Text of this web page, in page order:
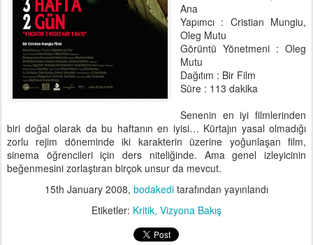
Ana
Yapımcı : Cristian Mungiu,
Oleg Mutu
Görüntü Yönetmeni : Oleg
Mutu
Dağıtım : Bir Film
Süre : 113 dakika
Senenin en iyi filmlerinden
biri doğal olarak da bu haftanın en iyisi… Kürtajın yasal olmadığı
zorlu rejim döneminde iki karakterin üzerine yoğunlaşan film,
sinema öğrencileri için ders niteliğinde. Ama genel izleyicinin
beğenmesini zorlaştıran birçok unsur da mevcut.
15th January 2008, bodakedi tarafından yayınlandı
Etiketler: Kritik Vizyona Bakış